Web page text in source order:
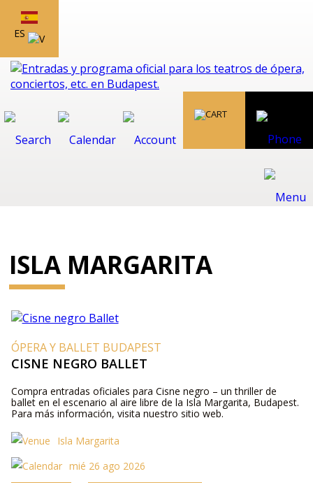
ES
ISLA MARGARITA
ÓPERA Y BALLET BUDAPEST
CISNE NEGRO BALLET
Compra entradas oficiales para Cisne negro – un thriller de
ballet en el escenario al aire libre de la Isla Margarita, Budapest.
Para más información, visita nuestro sitio web.
Isla Margarita
mié 26 ago 2026